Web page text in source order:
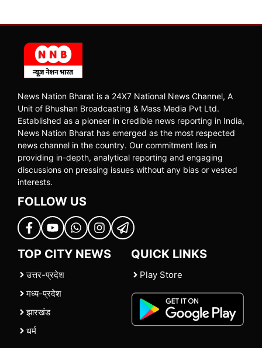
News Nation Bharat is a 24X7 National News Channel, A
Unit of Bhushan Broadcasting & Mass Media Pvt Ltd.
Established as a pioneer in credible news reporting in India,
News Nation Bharat has emerged as the most respected
news channel in the country. Our commitment lies in
providing in-depth, analytical reporting and engaging
discussions on pressing issues without any bias or vested
interests.
FOLLOW US
TOP CITY NEWS
उत्तर-प्रदेश
मध्य-प्रदेश
झारखंड
धर्म
QUICK LINKS
Play Store